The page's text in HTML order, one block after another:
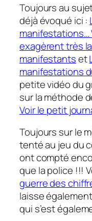
Toujours au
déjà évoqué ici :
manifestations…
exagèrent très
manifestantset
manifestations
petite vidéo du
sur la méthode
Voir le petit
Toujours sur le
tenté au jeu du
ont compté
que la police !!!
guerre des
laisse
qui s’est